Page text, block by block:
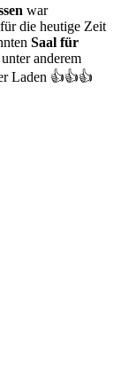
war
für die heutige Zeit
Saal für
anderem
Laden 👍👍👍